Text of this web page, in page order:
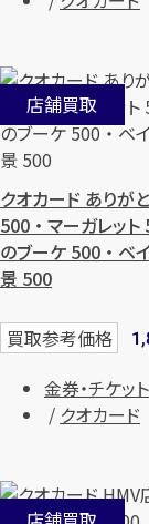
店舗買取
クオカード ありが
500 ・ マーガレット
のブーケ 500 ・ ベ
景 500
買取参考価格
金券・チケット
クオカード